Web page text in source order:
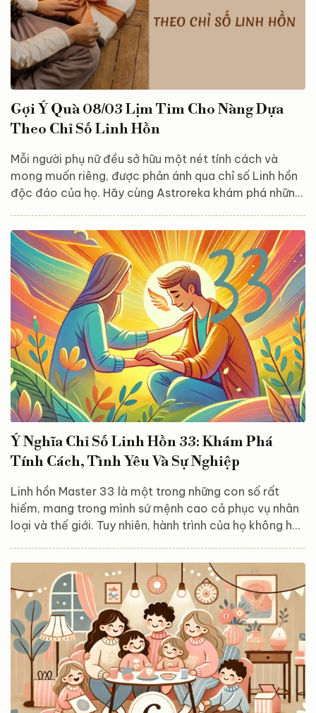
Gợi Ý Quà 08/03 Lịm Tim Cho Nàng Dựa
Theo Chỉ Số Linh Hồn
Mỗi người phụ nữ đều sở hữu một nét tính cách và
mong muốn riêng, được phản ánh qua chỉ số Linh hồn
độc đáo của họ. Hãy cùng Astroreka khám phá những
vui trọn vẹn cho người phụ nữ đặc biệt trong ngày
08/03 này! Chỉ số Linh hồn 1 – Thực tế & độc đáo
Những phụ nữ mang Linh hồn 1 yêu thích sự thực tế, đề
cao tính hữu dụng của món quà. Họ sẽ rất trân trọng
những vật dụng có thể sử...
Ý Nghĩa Chỉ Số Linh Hồn 33: Khám Phá
Tính Cách, Tình Yêu Và Sự Nghiệp
Linh hồn Master 33 là một trong những con số rất
hiếm, mang trong mình sứ mệnh cao cả phục vụ nhân
loại và thế giới. Tuy nhiên, hành trình của họ không hề
những đặc điểm nổi bật của người mang số này trong
tình yêu và sự nghiệp, cùng với những lời khuyên quý
giá giúp họ phát huy tối đa tiềm năng của mình. Ý
nghĩa của con số Linh hồn 33 Con số Linh...